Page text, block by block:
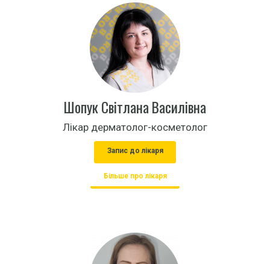
Шопук Світлана Василівна
Лікар дерматолог-косметолог
Запис до лікаря
Більше про лікаря